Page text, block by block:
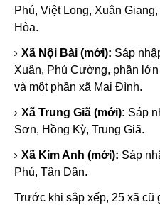
Phú, Việt Long, Xuân
Hòa.
Xã Nội Bài (mới): Sáp
Xuân, Phú Cường, phần
và một phần xã Mai Đình.
Xã Trung Giã (mới): Sáp
Sơn, Hồng Kỳ, Trung Giã.
Xã Kim Anh (mới): Sáp
Phú, Tân Dân.
Trước khi sắp xếp, 25 xã cũ